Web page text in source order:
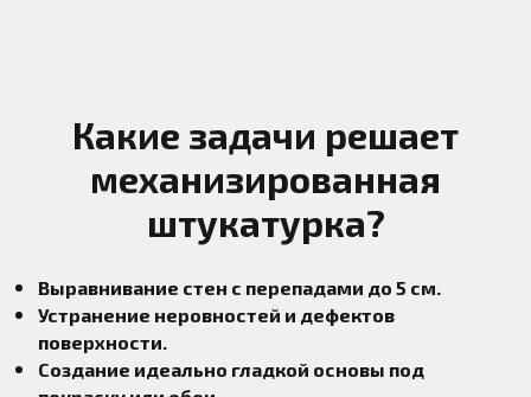
Какие задачи решает
механизированная
штукатурка?
Выравнивание стен с перепадами до 5 см.
Устранение неровностей и дефектов
поверхности.
Создание идеально гладкой основы под